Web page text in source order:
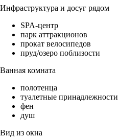
Инфраструктура и досуг рядом
SPA-центр
парк аттракционов
прокат велосипедов
пруд/озеро поблизости
Ванная комната
полотенца
туалетные принадлежности
фен
душ
Вид из окна